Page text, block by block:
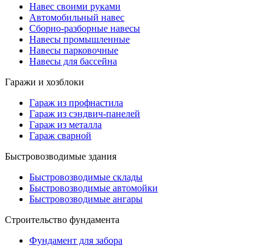
Навес своими руками
Автомобильный навес
Сборно-разборные навесы
Навесы промышленные
Навесы парковочные
Навесы для бассейна
Гаражи и хозблоки
Гараж из профнастила
Гараж из сэндвич-панелей
Гараж из металла
Гараж сварной
Быстровозводимые здания
Быстровозводимые склады
Быстровозводимые автомойки
Быстровозводимые ангары
Строительство фундамента
Фундамент для забора